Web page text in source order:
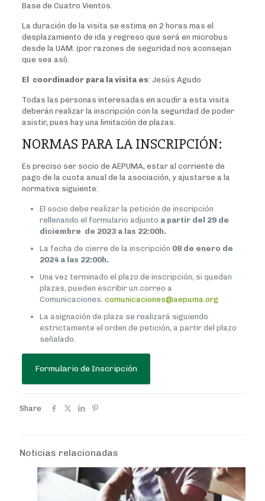
Base de Cuatro Vientos.
La duración de la visita se estima en 2 horas mas el
desplazamiento de ida y regreso que será en microbus
desde la UAM. (por razones de seguridad nos aconsejan
que sea así).
El coordinador para la visita es: Jesús Agudo
Todas las personas interesadas en acudir a esta visita
deberán realizar la inscripción con la seguridad de poder
asistir, pues hay una limitación de plazas.
NORMAS PARA LA INSCRIPCIÓN:
Es preciso ser socio de AEPUMA, estar al corriente de
pago de la cuota anual de la asociación, y ajustarse a la
normativa siguiente:
El socio debe realizar la petición de inscripción
rellenando el formulario adjunto a partir del 29 de
diciembre de 2023 a las 22:00h.
La fecha de cierre de la inscripción 08 de enero de
2024 a las 22:00h.
Una vez terminado el plazo de inscripción, si quedan
plazas, pueden escribir un correo a
Comunicaciones: comunicaciones@aepuma.org
La asignación de plaza se realizará siguiendo
estrictamente el orden de petición, a partir del plazo
señalado.
Formulario de Inscripción
Share
Noticias relacionadas